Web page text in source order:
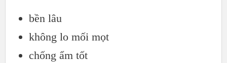
bền lâu
không lo mối mọt
chống ẩm tốt